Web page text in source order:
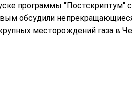
программы "Постскриптум"
обсудили
месторождений газа в